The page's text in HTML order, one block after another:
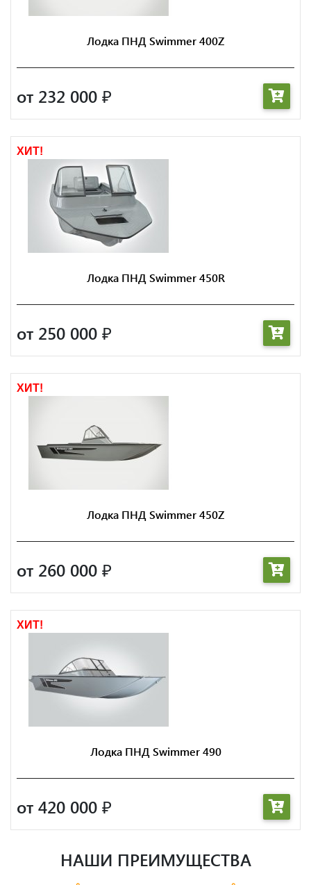
Лодка ПНД Swimmer 400Z
от 232 000 ₽
ХИТ!
Лодка ПНД Swimmer 450R
от 250 000 ₽
ХИТ!
Лодка ПНД Swimmer 450Z
от 260 000 ₽
ХИТ!
Лодка ПНД Swimmer 490
от 420 000 ₽
НАШИ ПРЕИМУЩЕСТВА